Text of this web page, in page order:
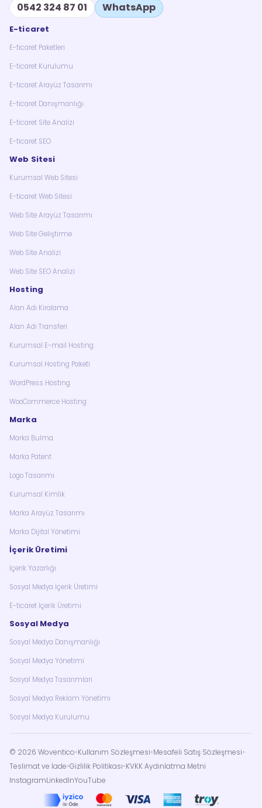
0542 324 87 01
WhatsApp
E-ticaret
E-ticaret Paketleri
E-ticaret Kurulumu
E-ticaret Arayüz Tasarımı
E-ticaret Danışmanlığı
E-ticaret Site Analizi
E-ticaret SEO
Web Sitesi
Kurumsal Web Sitesi
E-ticaret Web Sitesi
Web Site Arayüz Tasarımı
Web Site Geliştirme
Web Site Analizi
Web Site SEO Analizi
Hosting
Alan Adı Kiralama
Alan Adı Transferi
Kurumsal E-mail Hosting
Kurumsal Hosting Paketi
WordPress Hosting
WooCommerce Hosting
Marka
Marka Bulma
Marka Patent
Logo Tasarımı
Kurumsal Kimlik
Marka Arayüz Tasarımı
Marka Dijital Yönetimi
İçerik Üretimi
İçerik Yazarlığı
Sosyal Medya İçerik Üretimi
E-ticaret İçerik Üretimi
Sosyal Medya
Sosyal Medya Danışmanlığı
Sosyal Medya Yönetimi
Sosyal Medya Tasarımları
Sosyal Medya Reklam Yönetimi
Sosyal Medya Kurulumu
© 2026 Woventico•Kullanım Sözleşmesi•Mesafeli Satış Sözleşmesi•
Teslimat ve İade•Gizlilik Politikası•KVKK Aydınlatma Metni
InstagramLinkedInYouTube